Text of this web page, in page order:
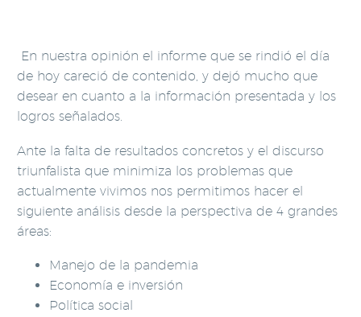
En nuestra opinión el informe que se rindió el día
de hoy careció de contenido, y dejó mucho que
desear en cuanto a la información presentada y los
logros señalados.
Ante la falta de resultados concretos y el discurso
triunfalista que minimiza los problemas que
actualmente vivimos nos permitimos hacer el
siguiente análisis desde la perspectiva de 4 grandes
áreas:
Manejo de la pandemia
Economía e inversión
Política social